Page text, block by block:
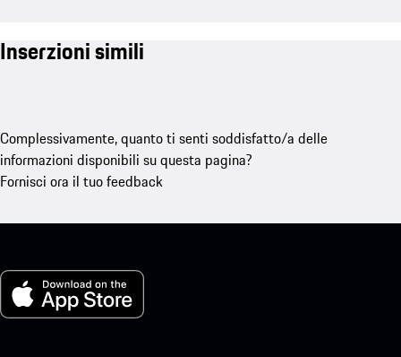
Inserzioni simili
Complessivamente, quanto ti senti soddisfatto/a delle
informazioni disponibili su questa pagina?
Fornisci ora il tuo feedback